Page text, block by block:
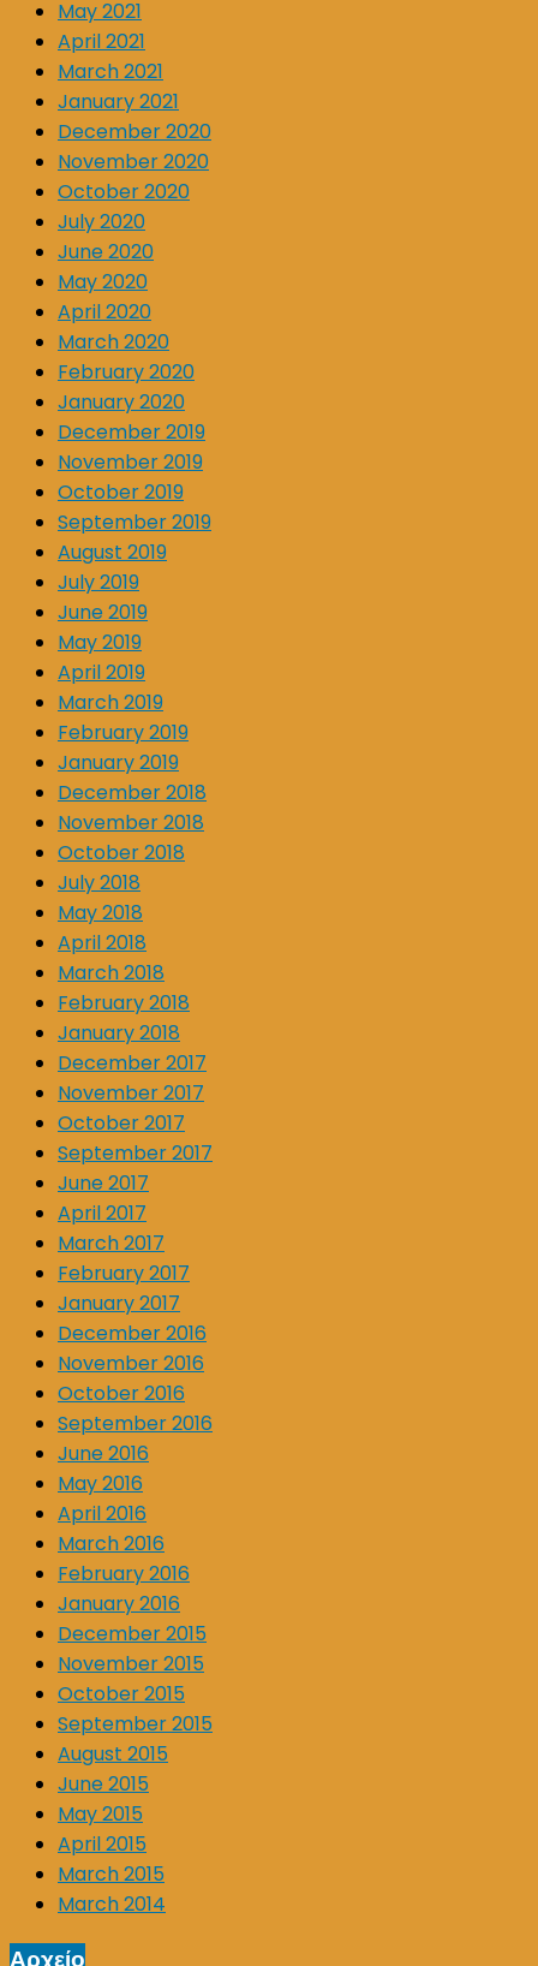
May 2021
April 2021
March 2021
January 2021
December 2020
November 2020
October 2020
July 2020
June 2020
May 2020
April 2020
March 2020
February 2020
January 2020
December 2019
November 2019
October 2019
September 2019
August 2019
July 2019
June 2019
May 2019
April 2019
March 2019
February 2019
January 2019
December 2018
November 2018
October 2018
July 2018
May 2018
April 2018
March 2018
February 2018
January 2018
December 2017
November 2017
October 2017
September 2017
June 2017
April 2017
March 2017
February 2017
January 2017
December 2016
November 2016
October 2016
September 2016
June 2016
May 2016
April 2016
March 2016
February 2016
January 2016
December 2015
November 2015
October 2015
September 2015
August 2015
June 2015
May 2015
April 2015
March 2015
March 2014
Αρχείο